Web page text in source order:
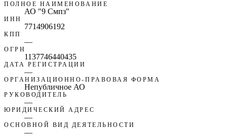
ПОЛНОЕ НАИМЕНОВАНИЕ
АО "9 Смпз"
ИНН
7714906192
КПП
—
ОГРН
1137746440435
ДАТА РЕГИСТРАЦИИ
—
ОРГАНИЗАЦИОННО-ПРАВОВАЯ ФОРМА
Непубличное АО
РУКОВОДИТЕЛЬ
—
ЮРИДИЧЕСКИЙ АДРЕС
—
ОСНОВНОЙ ВИД ДЕЯТЕЛЬНОСТИ
—